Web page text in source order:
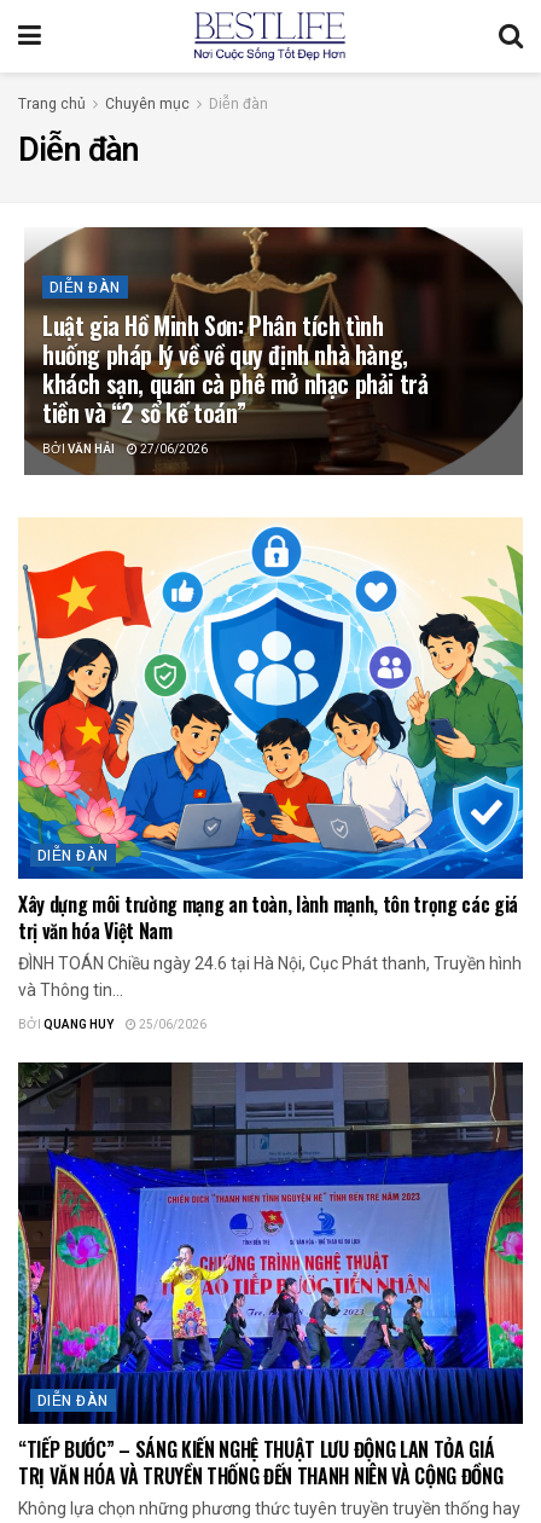
Trang chủ Chuyên mục Diễn đàn
Diễn đàn
DIỄN ĐÀN
Luật gia Hồ Minh Sơn: Phân tích tình
huống pháp lý về về quy định nhà hàng,
khách sạn, quán cà phê mở nhạc phải trả
tiền và “2 sổ kế toán”
BỞI VĂN HẢI 27/06/2026
DIỄN ĐÀN
Xây dựng môi trường mạng an toàn, lành mạnh, tôn trọng các giá
trị văn hóa Việt Nam
ĐÌNH TOÁN Chiều ngày 24.6 tại Hà Nội, Cục Phát thanh, Truyền hình
và Thông tin...
BỞI QUANG HUY 25/06/2026
DIỄN ĐÀN
“TIẾP BƯỚC” – SÁNG KIẾN NGHỆ THUẬT LƯU ĐỘNG LAN TỎA GIÁ
TRỊ VĂN HÓA VÀ TRUYỀN THỐNG ĐẾN THANH NIÊN VÀ CỘNG ĐỒNG
Không lựa chọn những phương thức tuyên truyền truyền thống hay